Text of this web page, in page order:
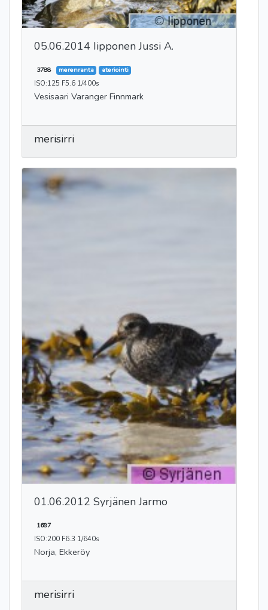
05.06.2014 Iipponen Jussi A.
3788 merenranta ateriointi
ISO:125 F5.6 1/400s
Vesisaari Varanger Finnmark
merisirri
01.06.2012 Syrjänen Jarmo
1697
ISO:200 F6.3 1/640s
Norja, Ekkeröy
merisirri